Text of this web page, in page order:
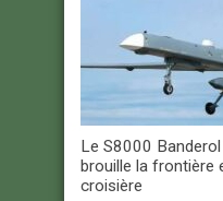
Le S8000
brouille la frontière
croisière